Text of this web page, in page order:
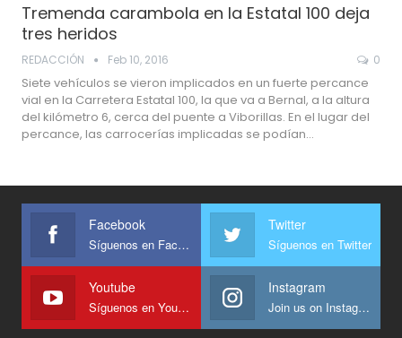
Tremenda carambola en la Estatal 100 deja
tres heridos
REDACCIÓN Feb 10, 2016 0
Siete vehículos se vieron implicados en un fuerte percance
vial en la Carretera Estatal 100, la que va a Bernal, a la altura
del kilómetro 6, cerca del puente a Viborillas. En el lugar del
percance, las carrocerías implicadas se podían…
Facebook
Síguenos en Facebook
Twitter
Síguenos en Twitter
Youtube
Síguenos en Youtube
Instagram
Join us on Instagram